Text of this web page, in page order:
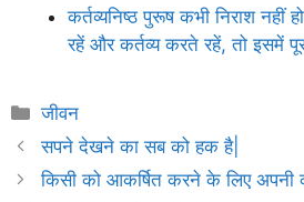
कर्तव्यनिष्ठ पुरूष कभी निराश नहीं
रहें और कर्तव्य करते रहें, तो इसमें
Categories
जीवन
सपने देखने का सब को हक है|
किसी को आकर्षित करने के लिए अपनी